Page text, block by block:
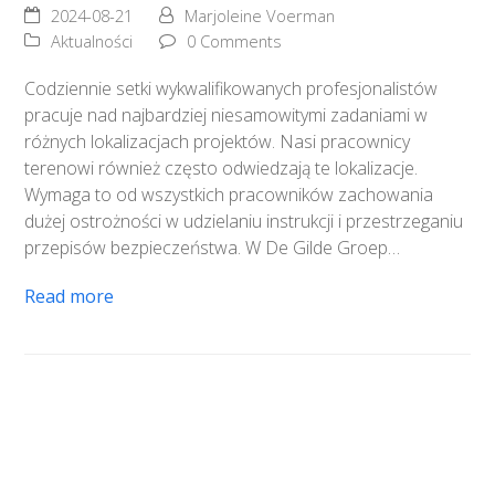
2024-08-21
Marjoleine Voerman
Aktualności
0 Comments
Codziennie setki wykwalifikowanych profesjonalistów
pracuje nad najbardziej niesamowitymi zadaniami w
różnych lokalizacjach projektów. Nasi pracownicy
terenowi również często odwiedzają te lokalizacje.
Wymaga to od wszystkich pracowników zachowania
dużej ostrożności w udzielaniu instrukcji i przestrzeganiu
przepisów bezpieczeństwa. W De Gilde Groep…
Read more